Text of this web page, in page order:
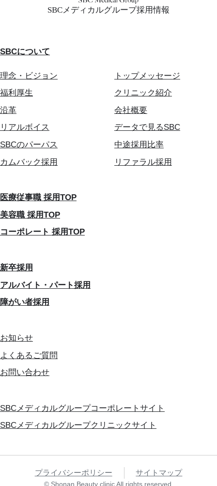
SBCメディカルグループ採用情報
SBCについて
理念・ビジョン
トップメッセージ
福利厚生
クリニック紹介
沿革
会社概要
リアルボイス
データで見るSBC
SBCのパーパス
中途採用比率
カムバック採用
リファラル採用
医療従事職 採用TOP
美容職 採用TOP
コーポレート 採用TOP
新卒採用
アルバイト・パート採用
障がい者採用
お知らせ
よくあるご質問
お問い合わせ
SBCメディカルグループコーポレートサイト
SBCメディカルグループクリニックサイト
プライバシーポリシー サイトマップ
© Shonan Beauty clinic All rights reserved.